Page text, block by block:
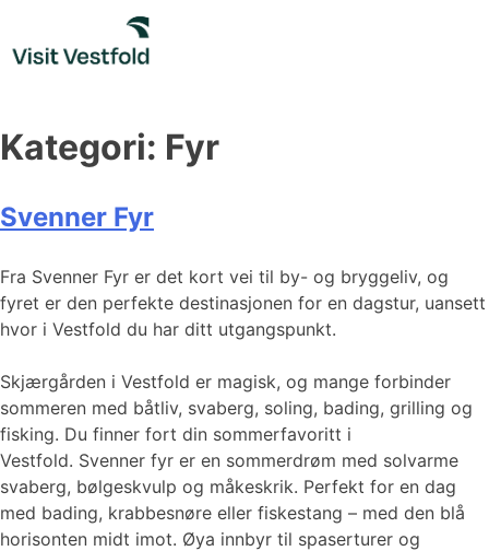
content
Kategori: Fyr
Svenner Fyr
Fra Svenner Fyr er det kort vei til by- og bryggeliv, og
fyret er den perfekte destinasjonen for en dagstur, uansett
hvor i Vestfold du har ditt utgangspunkt.
Skjærgården i Vestfold er magisk, og mange forbinder
sommeren med båtliv, svaberg, soling, bading, grilling og
fisking. Du finner fort din sommerfavoritt i
Vestfold. Svenner fyr er en sommerdrøm med solvarme
svaberg, bølgeskvulp og måkeskrik. Perfekt for en dag
med bading, krabbesnøre eller fiskestang – med den blå
horisonten midt imot. Øya innbyr til spaserturer og